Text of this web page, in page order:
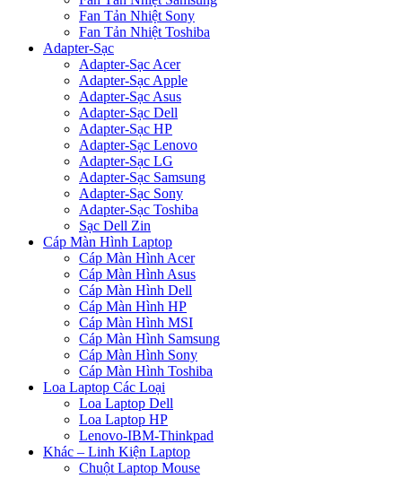
Fan Tản Nhiệt Sony
Fan Tản Nhiệt Toshiba
Adapter-Sạc
Adapter-Sạc Acer
Adapter-Sạc Apple
Adapter-Sạc Asus
Adapter-Sạc Dell
Adapter-Sạc HP
Adapter-Sạc Lenovo
Adapter-Sạc LG
Adapter-Sạc Samsung
Adapter-Sạc Sony
Adapter-Sạc Toshiba
Sạc Dell Zin
Cáp Màn Hình Laptop
Cáp Màn Hình Acer
Cáp Màn Hình Asus
Cáp Màn Hình Dell
Cáp Màn Hình HP
Cáp Màn Hình MSI
Cáp Màn Hình Samsung
Cáp Màn Hình Sony
Cáp Màn Hình Toshiba
Loa Laptop Các Loại
Loa Laptop Dell
Loa Laptop HP
Lenovo-IBM-Thinkpad
Khác – Linh Kiện Laptop
Chuột Laptop Mouse